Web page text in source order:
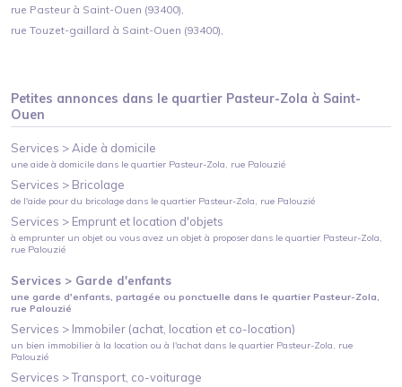
rue Pasteur à Saint-Ouen (93400),
rue Touzet-gaillard à Saint-Ouen (93400),
Petites annonces dans le quartier Pasteur-Zola à Saint-
Ouen
Services >Aide à domicile
une aide à domicile dans le quartier Pasteur-Zola, rue Palouzié
Services > Bricolage
de l'aide pour du bricolage dans le quartier Pasteur-Zola, rue Palouzié
Services > Emprunt et location d'objets
à emprunter un objet ou vous avez un objet à proposer dans le quartier Pasteur-Zola,
rue Palouzié
Services > Garde d'enfants
une garde d'enfants, partagée ou ponctuelle dans le quartierPasteur-Zola,
rue Palouzié
Services > Immobiler (achat, location et co-location)
un bien immobilier à la location ou à l'achat dans le quartier Pasteur-Zola, rue
Palouzié
Services >Transport, co-voiturage